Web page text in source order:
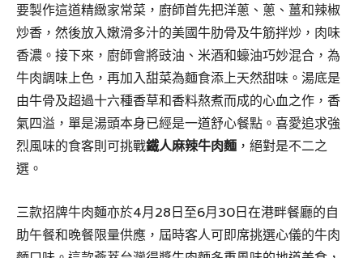
要製作這道精緻家常菜，廚師首先把洋蔥、蔥、薑和辣椒
炒香，然後放入嫩滑多汁的美國牛肋骨及牛筋拌炒，肉味
香濃。接下來，廚師會將豉油、米酒和蠔油巧妙混合，為
牛肉調味上色，再加入甜菜為麵食添上天然甜味。湯底是
由牛骨及超過十六種香草和香料熬煮而成的心血之作，香
氣四溢，單是湯頭本身已經是一道舒心餐點。喜愛追求強
烈風味的食客則可挑戰鐵人麻辣牛肉麵，絕對是不二之
選。
三款招牌牛肉麵亦於4月28日至6月30日在港畔餐廳的自
助午餐和晚餐限量供應，屆時客人可即席挑選心儀的牛肉